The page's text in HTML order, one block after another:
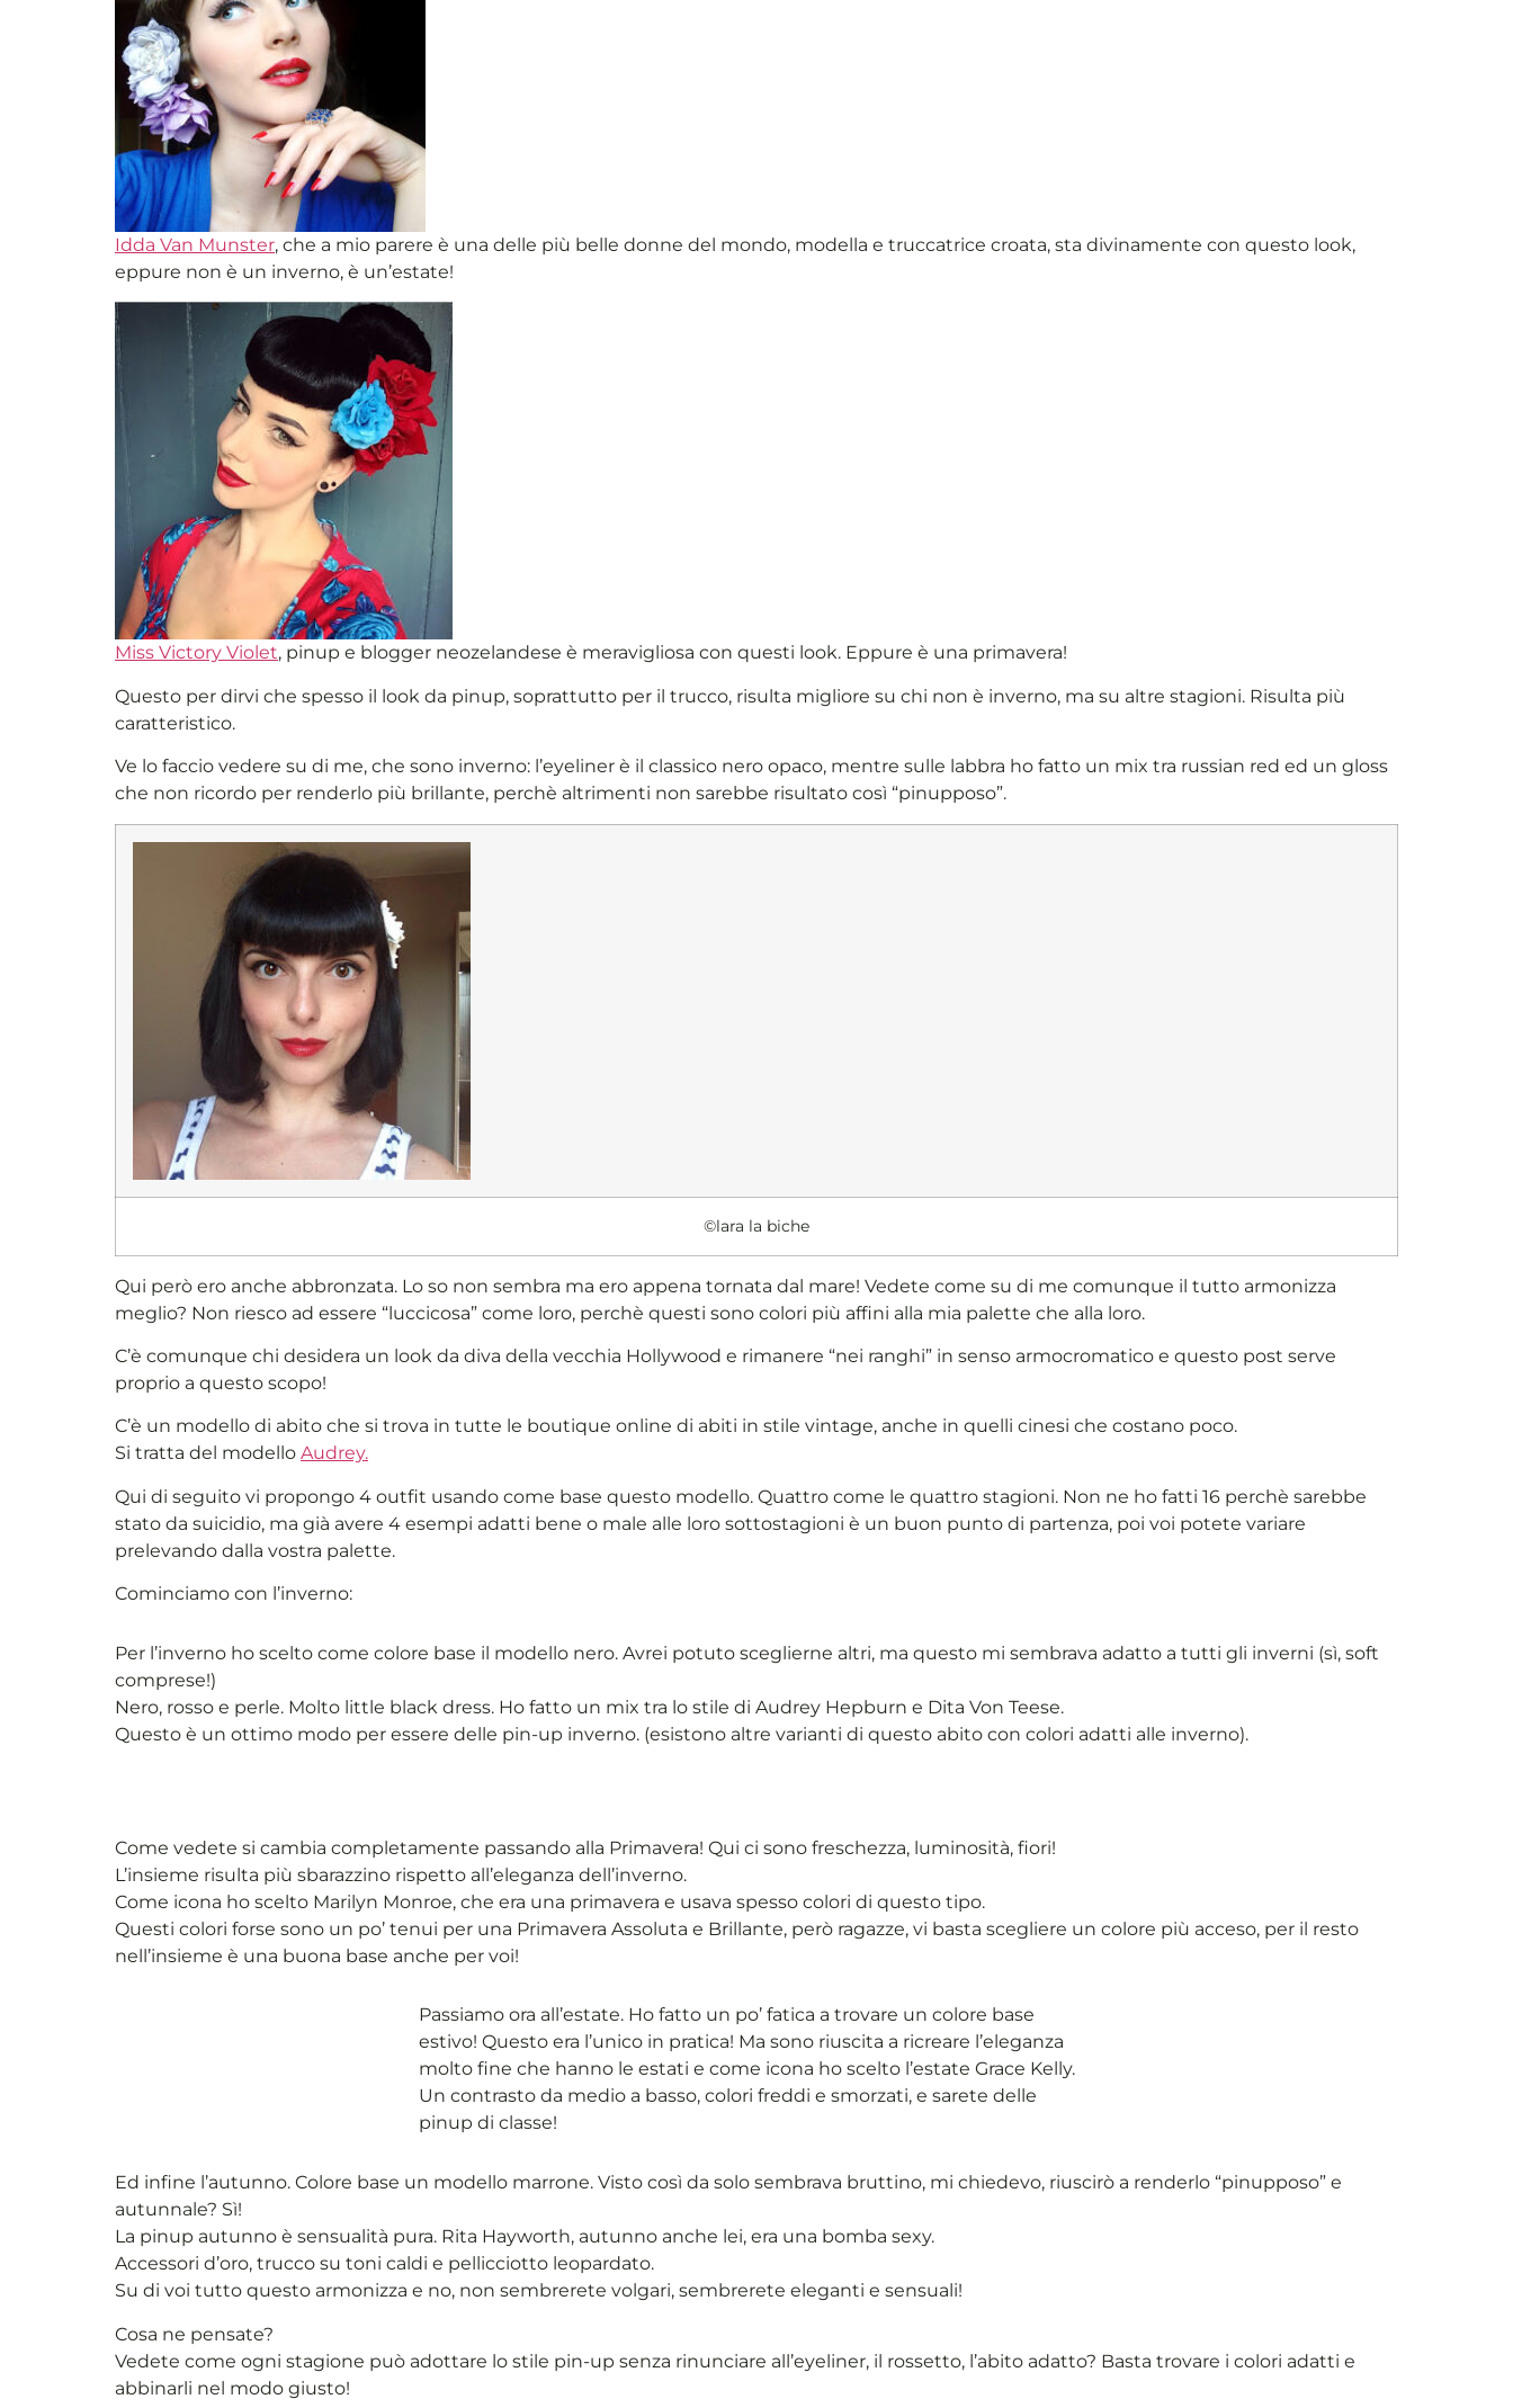
Idda Van Munster, che a mio parere è una delle più belle donne del mondo, modella e truccatrice croata, sta divinamente con questo look,
eppure non è un inverno, è un’estate!
Miss Victory Violet, pinup e blogger neozelandese è meravigliosa con questi look. Eppure è una primavera!
Questo per dirvi che spesso il look da pinup, soprattutto per il trucco, risulta migliore su chi non è inverno, ma su altre stagioni. Risulta più
caratteristico.
Ve lo faccio vedere su di me, che sono inverno: l’eyeliner è il classico nero opaco, mentre sulle labbra ho fatto un mix tra russian red ed un gloss
che non ricordo per renderlo più brillante, perchè altrimenti non sarebbe risultato così “pinupposo”.
©lara la biche
Qui però ero anche abbronzata. Lo so non sembra ma ero appena tornata dal mare! Vedete come su di me comunque il tutto armonizza
meglio? Non riesco ad essere “luccicosa” come loro, perchè questi sono colori più affini alla mia palette che alla loro.
C’è comunque chi desidera un look da diva della vecchia Hollywood e rimanere “nei ranghi” in senso armocromatico e questo post serve
proprio a questo scopo!
C’è un modello di abito che si trova in tutte le boutique online di abiti in stile vintage, anche in quelli cinesi che costano poco.
Si tratta del modello Audrey.
Qui di seguito vi propongo 4 outfit usando come base questo modello. Quattro come le quattro stagioni. Non ne ho fatti 16 perchè sarebbe
stato da suicidio, ma già avere 4 esempi adatti bene o male alle loro sottostagioni è un buon punto di partenza, poi voi potete variare
prelevando dalla vostra palette.
Cominciamo con l’inverno:
Per l’inverno ho scelto come colore base il modello nero. Avrei potuto sceglierne altri, ma questo mi sembrava adatto a tutti gli inverni (sì, soft
comprese!)
Nero, rosso e perle. Molto little black dress. Ho fatto un mix tra lo stile di Audrey Hepburn e Dita Von Teese.
Questo è un ottimo modo per essere delle pin-up inverno. (esistono altre varianti di questo abito con colori adatti alle inverno).
Come vedete si cambia completamente passando alla Primavera! Qui ci sono freschezza, luminosità, fiori!
L’insieme risulta più sbarazzino rispetto all’eleganza dell’inverno.
Come icona ho scelto Marilyn Monroe, che era una primavera e usava spesso colori di questo tipo.
Questi colori forse sono un po’ tenui per una Primavera Assoluta e Brillante, però ragazze, vi basta scegliere un colore più acceso, per il resto
nell’insieme è una buona base anche per voi!
Passiamo ora all’estate. Ho fatto un po’ fatica a trovare un colore base
estivo! Questo era l’unico in pratica! Ma sono riuscita a ricreare l’eleganza
molto fine che hanno le estati e come icona ho scelto l’estate Grace Kelly.
Un contrasto da medio a basso, colori freddi e smorzati, e sarete delle
pinup di classe!
Ed infine l’autunno. Colore base un modello marrone. Visto così da solo sembrava bruttino, mi chiedevo, riuscirò a renderlo “pinupposo” e
autunnale? Sì!
La pinup autunno è sensualità pura. Rita Hayworth, autunno anche lei, era una bomba sexy.
Accessori d’oro, trucco su toni caldi e pellicciotto leopardato.
Su di voi tutto questo armonizza e no, non sembrerete volgari, sembrerete eleganti e sensuali!
Cosa ne pensate?
Vedete come ogni stagione può adottare lo stile pin-up senza rinunciare all’eyeliner, il rossetto, l’abito adatto? Basta trovare i colori adatti e
abbinarli nel modo giusto!